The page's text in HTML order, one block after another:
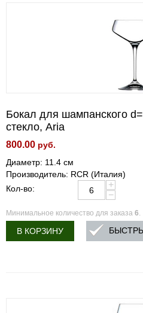
Бокал для шампанского
стекло, Aria
800.00 руб.
Диаметр: 11.4 см
Производитель: RCR (Италия)
Кол-во:
+
−
Минимальное количество для заказа 6.
В КОРЗИНУ